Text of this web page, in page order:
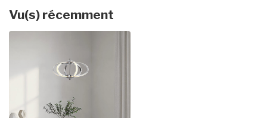
Vu(s) récemment